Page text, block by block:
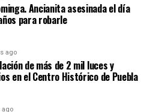
Ancianita asesinada el día
para robarle
ago
de más de 2 mil luces y
en el Centro Histórico de Puebla
ago